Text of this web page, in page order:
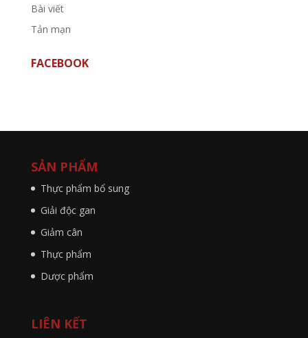
Bài viết
Tản mạn
FACEBOOK
SẢN PHẨM
Thực phẩm bổ sung
Giải độc gan
Giảm cân
Thực phẩm
Dược phẩm
LIÊN KẾT